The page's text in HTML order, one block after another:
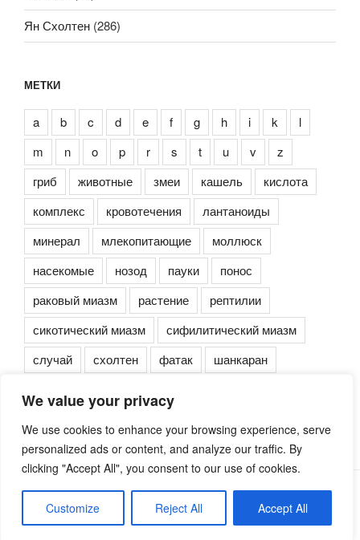
We value your privacy
We use cookies to enhance your browsing experience, serve
personalized ads or content, and analyze our traffic. By
clicking "Accept All", you consent to our use of cookies.
Customize Reject All Accept All
Ян Схолтен (286)
МЕТКИ
a b c d e f g h i k
l
m
n o p r s t u v
z
гриб
животные змеи кашель
кислота
комплекс
кровотечения
лантаноиды
минерал
млекопитающие
моллюск
насекомые
нозод пауки
понос
раковый миазм
растение
рептилии
сикотический миазм
сифилитический миазм
случай
схолтен фатак шанкаран
Сайт работает на WordPress